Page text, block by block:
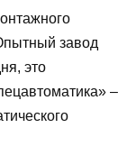
завод
это
–